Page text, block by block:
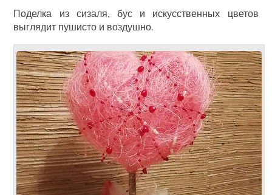
Поделка из сизаля, бус и искусственных цветов
выглядит пушисто и воздушно.